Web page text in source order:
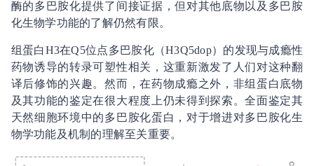
酶的多巴胺化提供了间接证据，但对其他底物以及多巴胺
化生物学功能的了解仍然有限。
组蛋白H3在Q5位点多巴胺化（H3Q5dop）的发现与成瘾性
药物诱导的转录可塑性相关，这重新激发了人们对这种翻
译后修饰的兴趣。然而，在药物成瘾之外，非组蛋白底物
及其功能的鉴定在很大程度上仍未得到探索。全面鉴定其
天然细胞环境中的多巴胺化蛋白，对于增进对多巴胺化生
物学功能及机制的理解至关重要。